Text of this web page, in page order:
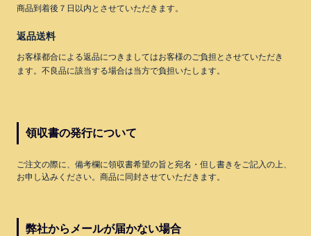
商品到着後７日以内とさせていただきます。
返品送料
お客様都合による返品につきましてはお客様のご負担とさせていただき
ます。不良品に該当する場合は当方で負担いたします。
領収書の発行について
ご注文の際に、備考欄に領収書希望の旨と宛名・但し書きをご記入の上、
お申し込みください。商品に同封させていただきます。
弊社からメールが届かない場合